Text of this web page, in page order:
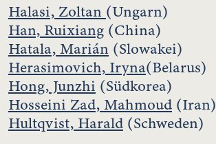
Halasi, Zoltan (Ungarn)
Han, Ruixiang (China)
Hatala, Marián (Slowakei)
Herasimovich, Iryna(Belarus)
Hong, Junzhi (Südkorea)
Hosseini Zad, Mahmoud (Iran)
Hultqvist, Harald (Schweden)